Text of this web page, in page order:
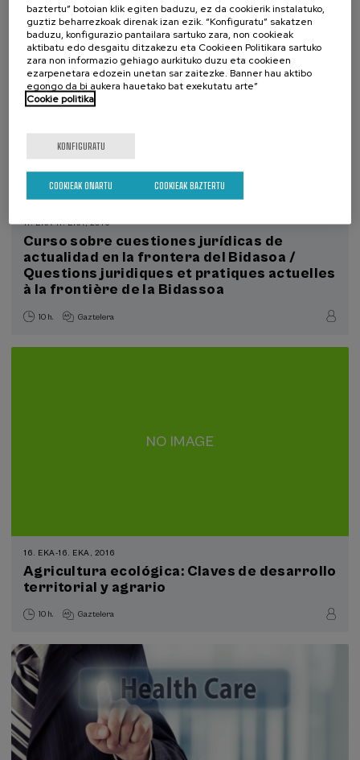
17. EKA-17. EKA, 2016
Curso sobre cuestiones jurídicas de
actualidad en la frontera del Bidasoa /
Questions juridiques et pratiques actuelles
à la frontière de la Bidassoa
10 h. Gaztelera
16. EKA-16. EKA, 2016
Agricultura ecológica: Claves de desarrollo
territorial y agrario
10 h. Gaztelera
baztertu” botoian klik egiten baduzu, ez da cookierik instalatuko,
guztiz beharrezkoak direnak izan ezik. “Konfiguratu” sakatzen
baduzu, konfigurazio pantailara sartuko zara, non cookieak
aktibatu edo desgaitu ditzakezu eta Cookieen Politikara sartuko
zara non informazio gehiago aurkituko duzu eta cookieen
ezarpenetara edozein unetan sar zaitezke. Banner hau aktibo
egongo da bi aukera hauetako bat exekutatu arte”
Cookie politika
KONFIGURATU
COOKIEAK BAZTERTU
COOKIEAK ONARTU